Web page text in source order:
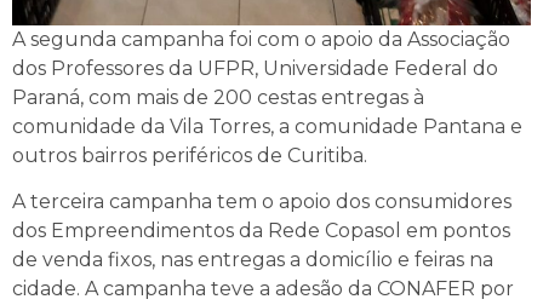
A segunda campanha foi com o apoio da Associação
dos Professores da UFPR, Universidade Federal do
Paraná, com mais de 200 cestas entregas à
comunidade da Vila Torres, a comunidade Pantana e
outros bairros periféricos de Curitiba.
A terceira campanha tem o apoio dos consumidores
dos Empreendimentos da Rede Copasol em pontos
de venda fixos, nas entregas a domicílio e feiras na
cidade. A campanha teve a adesão da CONAFER por